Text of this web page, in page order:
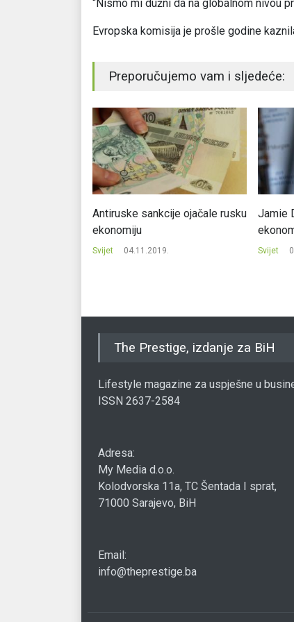
“Nismo mi dužni da na globalnom nivou
Evropska komisija je prošle godine
Preporučujemo vam i sljedeće:
Antiruske sankcije ojačale rusku
ekonomiju
Svijet 04.11.2019.
Jamie
Svijet
The Prestige, izdanje za BiH
Lifestyle magazine za uspješne u
ISSN 2637-2584
Adresa:
My Media d.o.o.
Kolodvorska 11a, TC Šentada I sprat,
71000 Sarajevo, BiH
Email:
info@theprestige.ba